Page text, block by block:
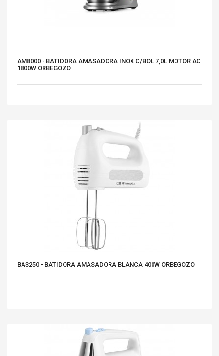
AM8000 - BATIDORA AMASADORA INOX C/BOL 7,0L MOTOR AC
1800W ORBEGOZO
BA3250 - BATIDORA AMASADORA BLANCA 400W ORBEGOZO